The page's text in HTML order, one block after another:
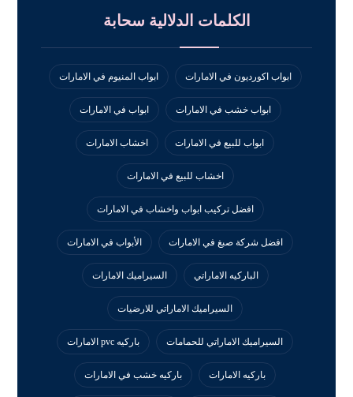
الكلمات الدلالية سحابة
ابواب اكورديون في الامارات ابواب المنيوم في الامارات
ابواب خشب في الامارات ابواب في الامارات
ابواب للبيع في الامارات اخشاب الامارات
اخشاب للبيع في الامارات
افضل تركيب ابواب واخشاب في الامارات
افضل شركة صبغ في الامارات الأبواب في الامارات
الباركيه الاماراتي السيراميك الامارات
السيراميك الاماراتي للارضيات
السيراميك الاماراتي للحمامات باركيه pvc الامارات
باركيه الامارات باركيه خشب في الامارات